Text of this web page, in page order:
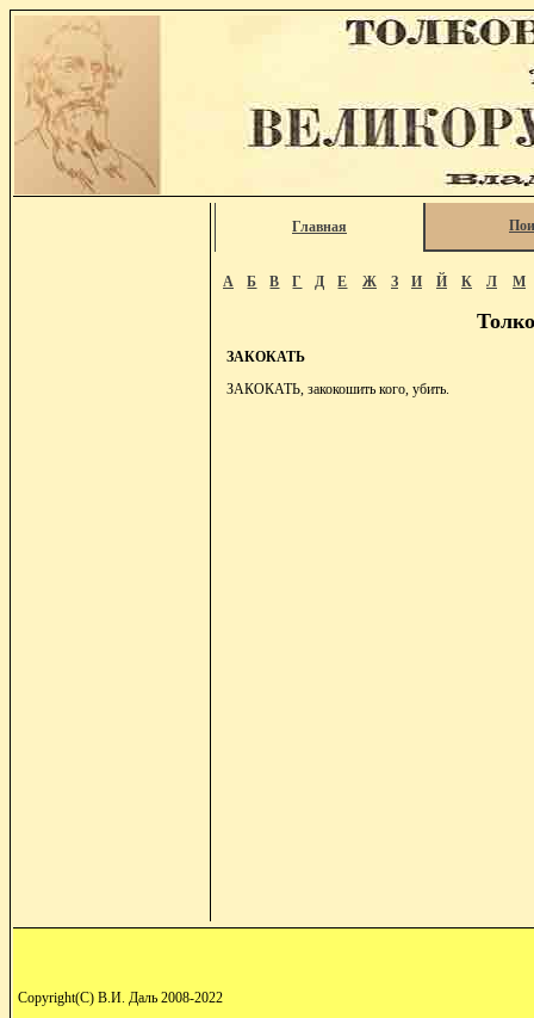
Главная
А Б В Г Д Е Ж З И Й К Л М
ЗАКОКАТЬ
ЗАКОКАТЬ, закокошить кого, убить.
Copyright(C) В.И. Даль 2008-2022